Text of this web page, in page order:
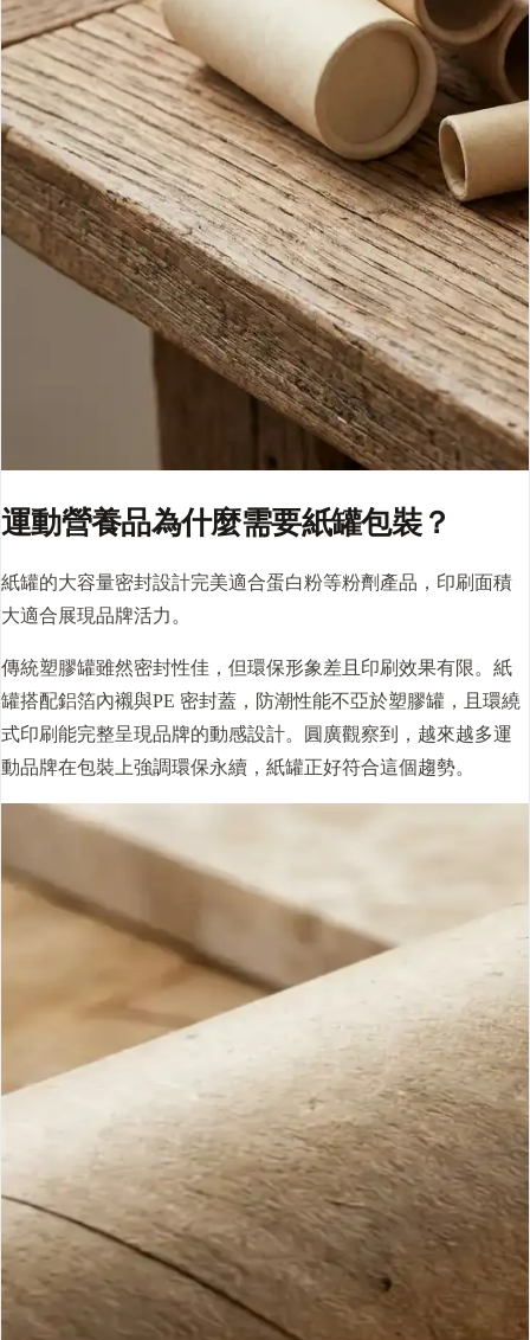
運動營養品為什麼需要紙罐包裝？
紙罐的大容量密封設計完美適合蛋白粉等粉劑產品，印刷面積
大適合展現品牌活力。
傳統塑膠罐雖然密封性佳，但環保形象差且印刷效果有限。紙
罐搭配鋁箔內襯與PE 密封蓋，防潮性能不亞於塑膠罐，且環繞
式印刷能完整呈現品牌的動感設計。圓廣觀察到，越來越多運
動品牌在包裝上強調環保永續，紙罐正好符合這個趨勢。